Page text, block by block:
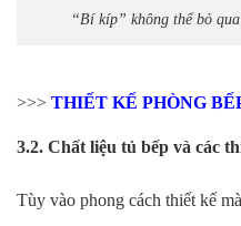
“Bí kíp” không thể bỏ
>>> THIẾT KẾ PHÒNG
3.2. Chất liệu tủ bếp và các
Tùy vào phong cách thiết kế